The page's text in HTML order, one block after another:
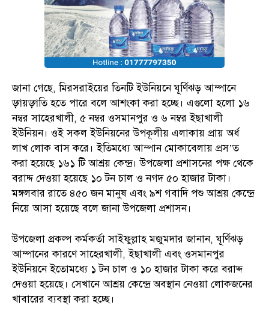
জানা গেছে, মিরসরাইয়ের তিনটি ইউনিয়নে ঘূর্ণিঝড় আম্পানে
ড়্গয়ড়্গতি হতে পারে বলে আশংকা করা হচ্ছে। এগুলো হলো ১৬
নম্বর সাহেরখালী, ৫ নম্বর ওসমানপুর ও ৬ নম্বর ইছাখালী
ইউনিয়ন। ওই সকল ইউনিয়নের উপকূলীয় এলাকায় প্রায় অর্ধ
লাখ লোক বাস করে। ইতিমধ্যে আম্পান মোকাবেলায় প্রস’ত
করা হয়েছে ১৬১ টি আশ্রয় কেন্দ্র। উপজেলা প্রশাসনের পক্ষ থেকে
বরাদ্দ দেওয়া হয়েছে ১০ টন চাল ও নগদ ৫০ হাজার টাকা।
মঙ্গলবার রাতে ৪৫০ জন মানুষ এবং ৯শ গবাদি পশু আশ্রয় কেন্দ্রে
নিয়ে আসা হয়েছে বলে জানা উপজেলা প্রশাসন।
উপজেলা প্রকল্প কর্মকর্তা সাইফুল্লাহ মজুমদার জানান, ঘূর্ণিঝড়
আম্পানের কারণে সাহেরখালী, ইছাখালী এবং ওসমানপুর
ইউনিয়নে ইতোমধ্যে ১ টন চাল ও ১০ হাজার টাকা করে বরাদ্দ
দেওয়া হয়েছে। সেখানে আশ্রয় কেন্দ্রে অবস্থান নেওয়া লোকজনের
খাবারের ব্যবস্থা করা হচ্ছে।